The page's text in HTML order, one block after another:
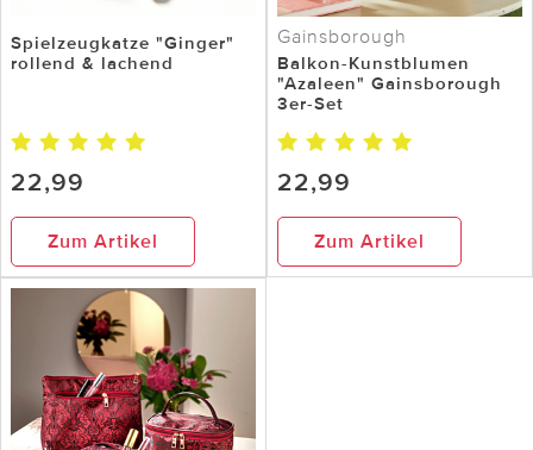
Spielzeugkatze "Ginger"
rollend & lachend
22,99
Zum Artikel
Gainsborough
Balkon-Kunstblumen
"Azaleen" Gainsborough
3er-Set
22,99
Zum Artikel